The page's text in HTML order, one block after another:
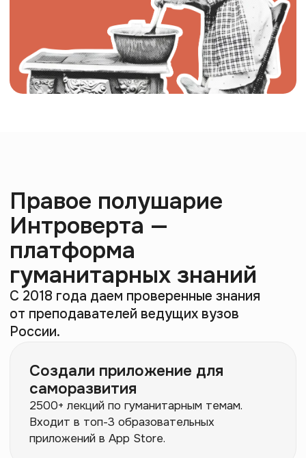
Правое полушарие
Интроверта —
платформа
гуманитарных знаний
С 2018 года даем проверенные знания
от преподавателей ведущих вузов
Открыли онлайн-университет
гуманитарных профессий
Программы ДПО по гуманитарным
специальностями с дипломом
профессиональной переподготовки. Уже
6000+ студентов доверили нам свое
образование.